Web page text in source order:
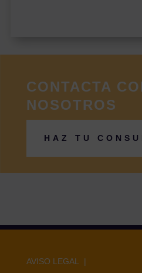
CONTACTA
NOSOTROS
HAZ TU
AVISO LEGAL |